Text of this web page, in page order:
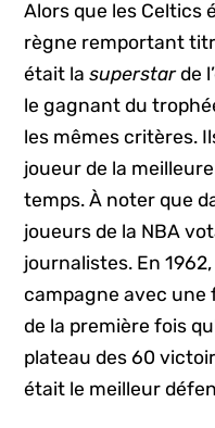
Alors que les Celtics
règne remportant
était lasuperstarde
le gagnant du
les mêmes critères.
joueur de la
temps. À noter que
joueurs de la NBA
journalistes. En
campagne avec une
de la première fois
plateau des 60
était le meilleur